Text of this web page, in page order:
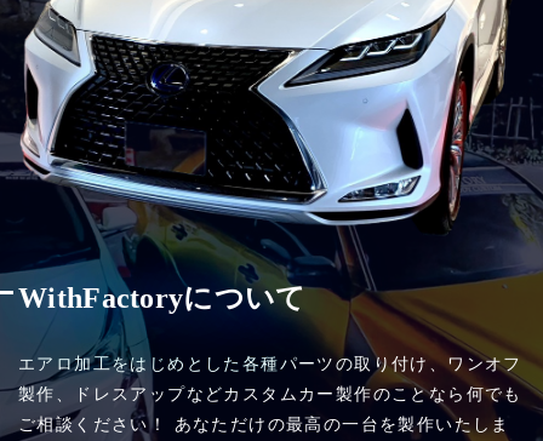
WithFactoryについて
エアロ加工をはじめとした各種パーツの取り付け、ワンオフ
製作、ドレスアップなどカスタムカー製作のことなら何でも
ご相談ください！ あなただけの最高の一台を製作いたしま